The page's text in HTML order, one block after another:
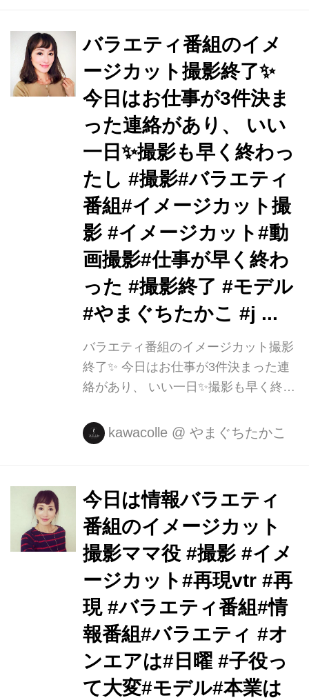
バラエティ番組のイメ
ージカット撮影終了✨
今日はお仕事が3件決ま
った連絡があり、 いい
一日✨撮影も早く終わっ
たし #撮影#バラエティ
番組#イメージカット撮
影 #イメージカット#動
画撮影#仕事が早く終わ
った #撮影終了 #モデル
#やまぐちたかこ #j ...
バラエティ番組のイメージカット撮影
終了✨ 今日はお仕事が3件決まった連
絡があり、 いい一日✨撮影も早く終わ
ジカット撮影 #イメージカット#動画撮
影#仕事が早く終わった #撮影終了 #モ
kawacolle @ やまぐちたかこ
今日は情報バラエティ
番組のイメージカット
撮影ママ役 #撮影 #イメ
ージカット#再現vtr #再
現 #バラエティ番組#情
報番組#バラエティ #オ
ンエアは#日曜 #子役っ
て大変#モデル#本業は